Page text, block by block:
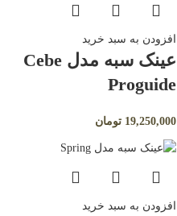
افزودن به سبد خرید
عینک سبه مدل Cebe
Proguide
19,250,000 تومان
افزودن به سبد خرید